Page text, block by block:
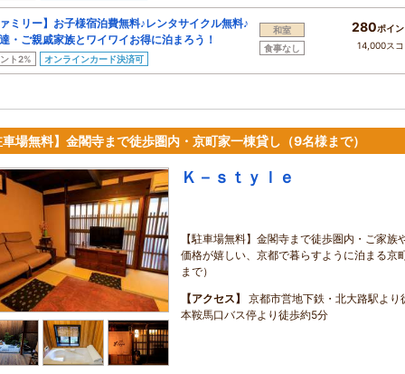
ミリー】お子様宿泊費無料♪レンタサイクル無料♪
・ご親戚家族とワイワイお得に泊まろう！
ト2% オンラインカード決済可
和室
食事なし
280ポイ
14,000ス
場無料】金閣寺まで徒歩圏内・京町家一棟貸し（9名様まで）
Ｋ－ｓｔｙｌｅ
【駐車場無料】金閣寺まで徒歩圏内・ご家
価格が嬉しい、京都で暮らすように泊まる京
まで）
【アクセス】
京都市営地下鉄・北大路駅よ
本鞍馬口バス停より徒歩約5分